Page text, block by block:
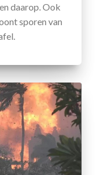
daarop. Ook
sporen van